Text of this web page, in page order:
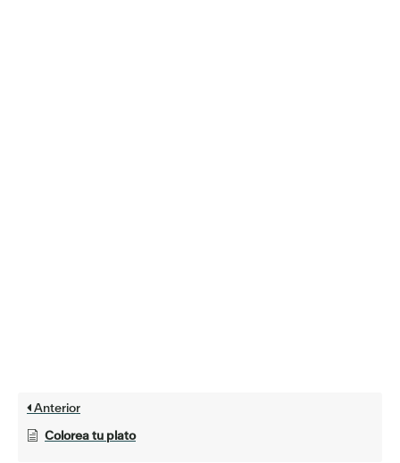
Anterior
Colorea tu plato